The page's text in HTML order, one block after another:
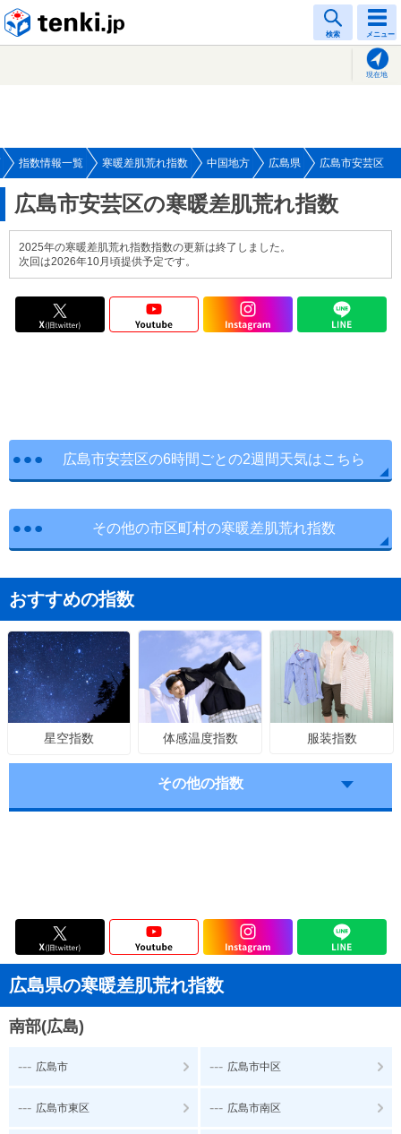
検索 メニュー
現在地
指数情報一覧 寒暖差肌荒れ指数 中国地方 広島県 広島市安芸区
広島市安芸区の寒暖差肌荒れ指数
2025年の寒暖差肌荒れ指数指数の更新は終了しました。
次回は2026年10月頃提供予定です。
広島市安芸区の6時間ごとの2週間天気はこちら
その他の市区町村の寒暖差肌荒れ指数
おすすめの指数
星空指数 体感温度指数 服装指数
その他の指数
広島県の寒暖差肌荒れ指数
南部(広島)
--- 広島市 --- 広島市中区
--- 広島市東区 --- 広島市南区